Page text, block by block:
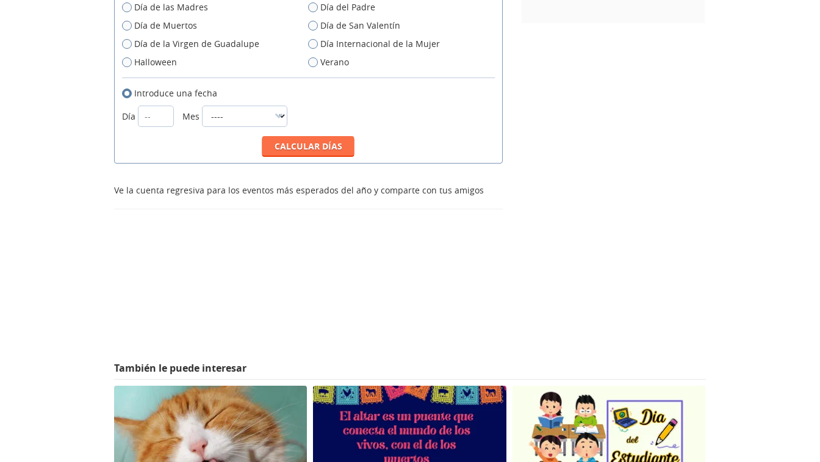
Día de las Madres
Día del Padre
Día de Muertos
Día de San Valentín
Día de la Virgen de Guadalupe
Día Internacional de la Mujer
Halloween
Verano
Introduce una fecha
Día
Mes
Ve la cuenta regresiva para los eventos más esperados del año y comparte con tus amigos
También le puede interesar